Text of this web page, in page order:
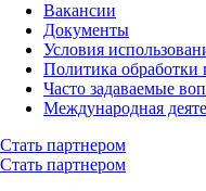
Вакансии
Документы
Условия
Политика
Часто задаваемые
Международная
Стать партнером
Стать партнером